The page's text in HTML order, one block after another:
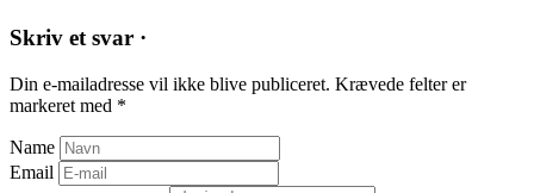
Skriv et svar ·
Din e-mailadresse vil ikke blive publiceret. Krævede felter er
markeret med *
Name
Email